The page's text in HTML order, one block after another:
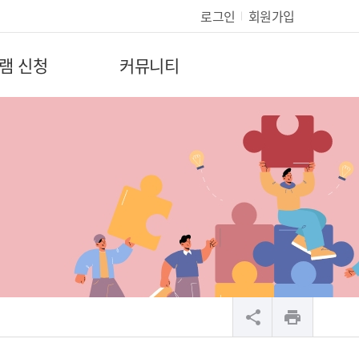
로그인 회원가입
신청 커뮤니티
share print